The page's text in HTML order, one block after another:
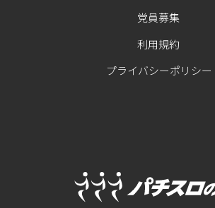
党員募集
利用規約
プライバシーポリシー